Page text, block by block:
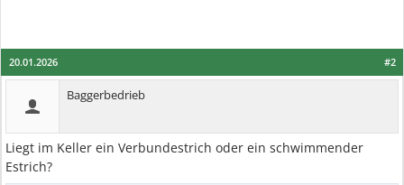
#2
20.01.2026
Baggerbedrieb
Liegt im Keller ein Verbundestrich oder ein schwimmender
Estrich?